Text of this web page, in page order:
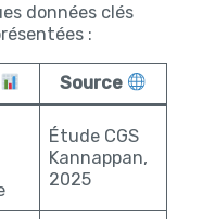
données clés
:
Source
Étude CGS
Kannappan,
2025